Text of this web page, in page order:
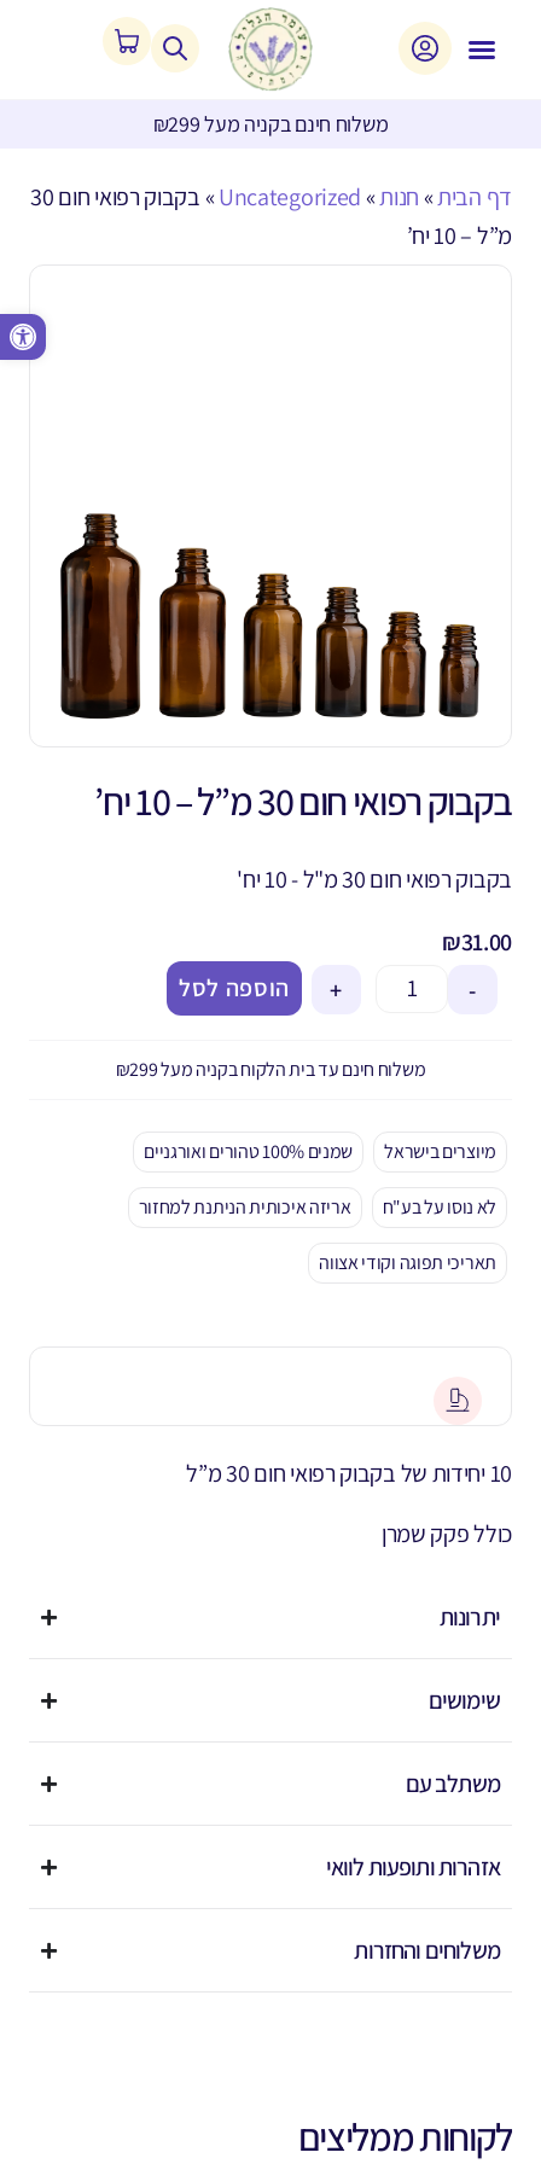
פתח סרגל נגישות
משלוח חינם בקניה מעל ₪299
דף הבית» חנות»
Uncategorized
»
בקבוק רפואי חום 30
מ”ל – 10 יח’
בקבוק רפואי חום 30 מ”ל – 10 יח’
בקבוק רפואי חום 30 מ"ל - 10 יח'
₪31.00
-
+ הוספה לסל
משלוח חינם עד בית הלקוח בקניה מעל ₪299
מיוצרים בישראל שמנים 100% טהורים ואורגניים
לא נוסו על בע"ח אריזה איכותית הניתנת למחזור
תאריכי תפוגה וקודי אצווה
10 יחידות של בקבוק רפואי חום 30 מ”ל
כולל פקק שמרן
יתרונות
שימושים
משתלב עם
אזהרות ותופעות לוואי
משלוחים והחזרות
לקוחות ממליצים